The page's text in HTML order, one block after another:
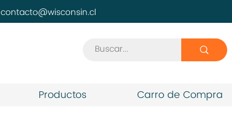
contacto@wisconsin.cl
Productos Carro de Compra